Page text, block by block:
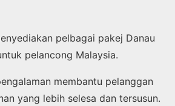
pelbagai pakej Danau
pelancong Malaysia.
membantu pelanggan
yang lebih selesa dan tersusun.